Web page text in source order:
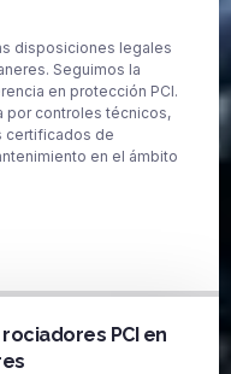
disposiciones legales
Seguimos la
en protección PCI.
por controles técnicos,
certificados de
en el ámbito
PCI en